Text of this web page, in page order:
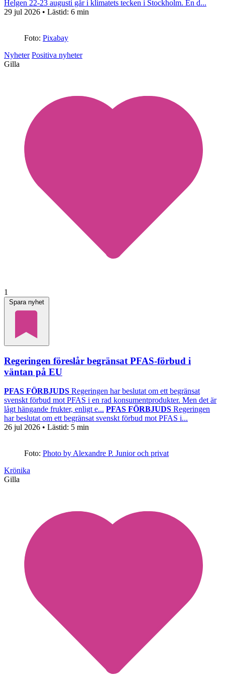
Helgen 22-23 augusti går i klimatets tecken i Stockholm. En d...
29 jul 2026 • Lästid: 6 min
Foto: Pixabay
Nyheter Positiva nyheter
Gilla
1
Spara nyhet
Regeringen föreslår begränsat PFAS-förbud i
väntan på EU
PFAS FÖRBJUDS Regeringen har beslutat om ett begränsat
svenskt förbud mot PFAS i en rad konsumentprodukter. Men det är
lågt hängande frukter, enligt e... PFAS FÖRBJUDS Regeringen
har beslutat om ett begränsat svenskt förbud mot PFAS i...
26 jul 2026 • Lästid: 5 min
Foto: Photo by Alexandre P. Junior och privat
Krönika
Gilla